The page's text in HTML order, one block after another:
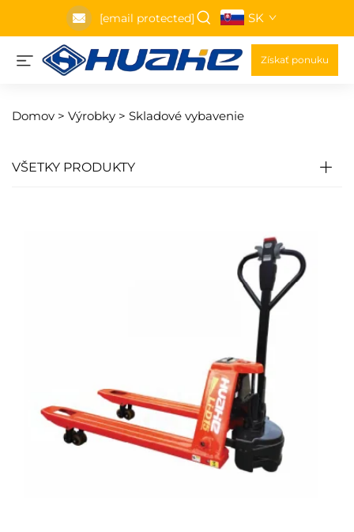
[email protected] SK
Získať ponuku
Domov > Výrobky > Skladové vybavenie
VŠETKY PRODUKTY